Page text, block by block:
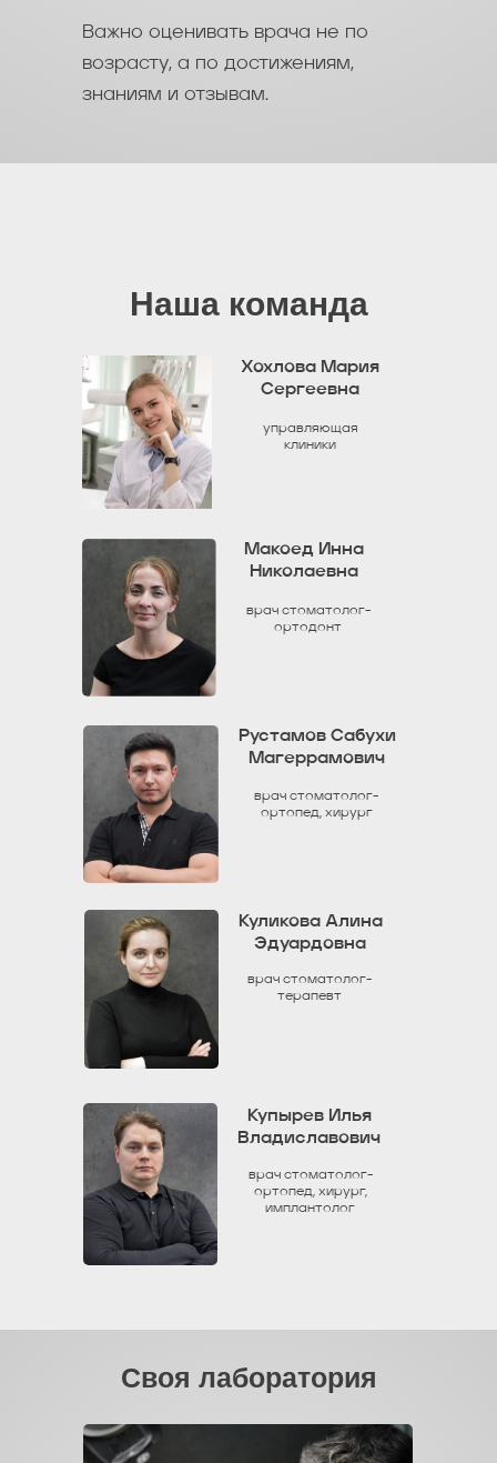
Важно оценивать врача не по
возрасту, а по достижениям,
знаниям и отзывам.
Наша команда
Рустамов Сабухи
Магеррамович
врач стоматолог-
ортопед, хирург
Куликова Алина
Эдуардовна
врач стоматолог-
терапевт
Макоед Инна
Николаевна
врач стоматолог-
ортодонт
Купырев Илья
Владиславович
врач стоматолог-
ортопед, хирург,
имплантолог
Хохлова Мария
Сергеевна
управляющая
клиники
Своя лаборатория